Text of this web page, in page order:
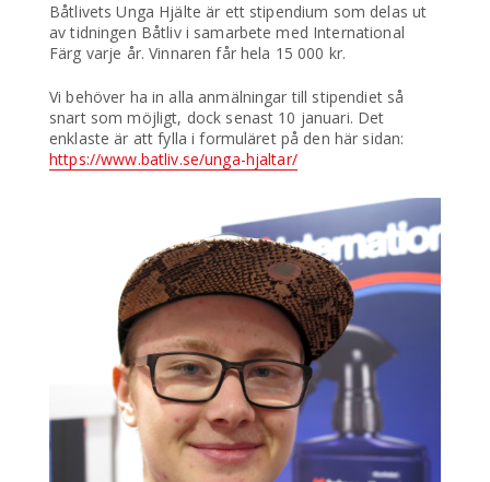
Båtlivets Unga Hjälte är ett stipendium som delas ut
av tidningen Båtliv i samarbete med International
Färg varje år. Vinnaren får hela 15 000 kr.
Vi behöver ha in alla anmälningar till stipendiet så
snart som möjligt, dock senast 10 januari. Det
enklaste är att fylla i formuläret på den här sidan:
https://www.batliv.se/unga-hjaltar/